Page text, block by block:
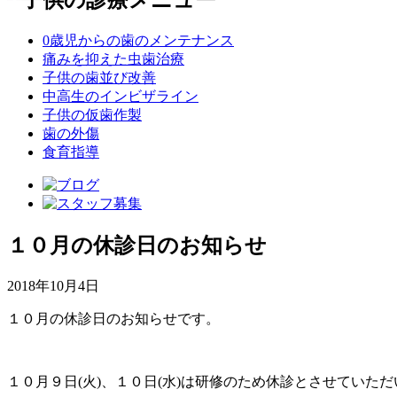
0歳児からの歯のメンテナンス
痛みを抑えた虫歯治療
子供の歯並び改善
中高生のインビザライン
子供の仮歯作製
歯の外傷
食育指導
１０月の休診日のお知らせ
2018年10月4日
１０月の休診日のお知らせです。
１０月９日(火)、１０日(水)は研修のため休診とさせていただ